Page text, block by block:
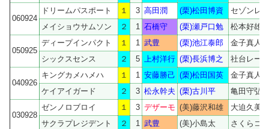
060924
ドリームパスポート １ 3 高田潤 (栗)松田博資
セゾンレ
メイショウサムソン
２ 1 石橋守 (栗)瀬戸口勉 松本好雄
050925
ディープインパクト １ 1 武豊 (栗)池江泰郎
金子真人
シックスセンス
２ 5 上村洋行 (栗)長浜博之 社台レー
040926
キングカメハメハ １ 1 安藤勝己 (栗)松田国英
金子真人
ケイアイガード
２ 3 松永幹夫 (栗)古川平 亀田守弘
030928
ゼンノロブロイ １ 3 デザーモ (美)藤沢和雄
大迫久美子
サクラプレジデント
２ 1 武豊 (美)小島太 さくらコ